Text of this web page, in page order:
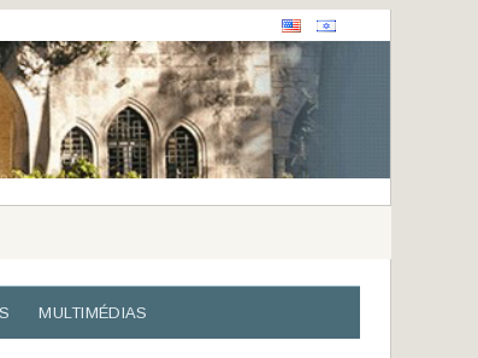
MULTIMÉDIAS